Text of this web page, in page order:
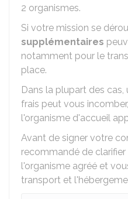
2 organismes.
Si votre mission se
supplémentaires
notamment pour le
place.
Dans la plupart des
frais peut vous
l'organisme d'accueil
Avant de signer votre
recommandé de
l'organisme agréé et
transport et